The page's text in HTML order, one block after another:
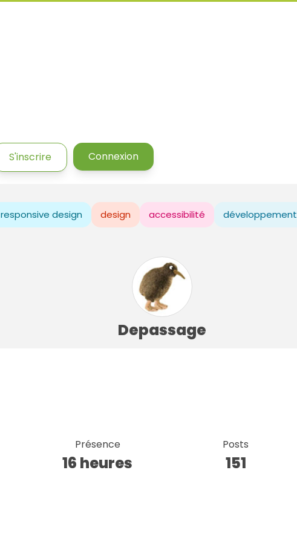
S'inscrire Connexion
responsive design design accessibilité développement
Depassage
Présence
16 heures
Posts
151